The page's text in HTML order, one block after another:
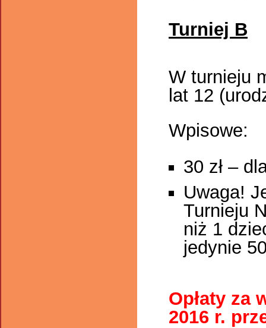
Turniej B
W turnieju
lat 12
Wpisowe:
30 zł –
Uwaga!
Turnieju
niż 1
jedynie
Opłaty za
2016 r.